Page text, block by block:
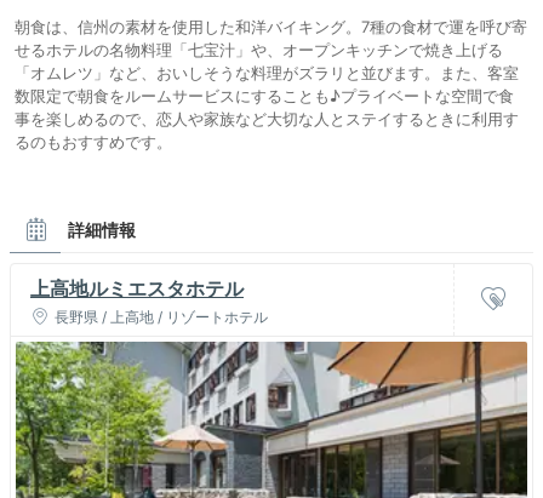
朝食は、信州の素材を使用した和洋バイキング。7種の食材で運を呼び寄
せるホテルの名物料理「七宝汁」や、オープンキッチンで焼き上げる
「オムレツ」など、おいしそうな料理がズラリと並びます。また、客室
数限定で朝食をルームサービスにすることも♪プライベートな空間で食
事を楽しめるので、恋人や家族など大切な人とステイするときに利用す
るのもおすすめです。
詳細情報
上高地ルミエスタホテル
長野県 / 上高地 / リゾートホテル